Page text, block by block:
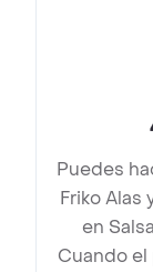
Puedes
Friko Alas
en
Cuando